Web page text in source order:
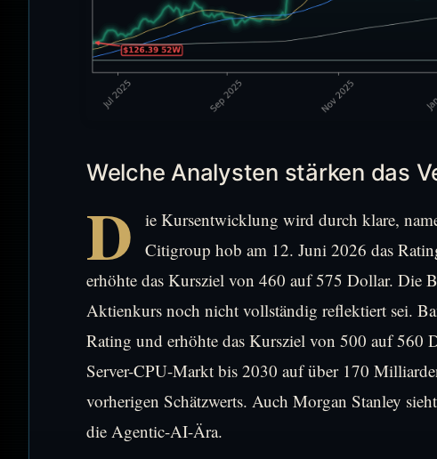
Welche Analysten stärken das
D
ie Kursentwicklung wird durch klare,
Citigroup hob am 12. Juni 2026 das
erhöhte das Kursziel von 460 auf 575 Dollar. Die
Aktienkurs noch nicht vollständig reflektiert sei.
Rating und erhöhte das Kursziel von 500 auf 560
Server-CPU-Markt bis 2030 auf über 170
vorherigen Schätzwerts. Auch Morgan Stanley
die Agentic-AI-Ära.